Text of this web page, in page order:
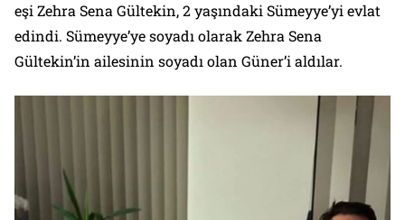
eşi Zehra Sena Gültekin, 2 yaşındaki Sümeyye’yi evlat
edindi. Sümeyye’ye soyadı olarak Zehra Sena
Gültekin’in ailesinin soyadı olan Güner’i aldılar.